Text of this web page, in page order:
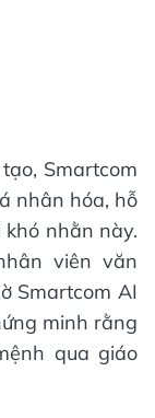
Smartcom
nhân hóa, hỗ
nhằn này.
viên văn
Smartcom AI
minh rằng
qua giáo